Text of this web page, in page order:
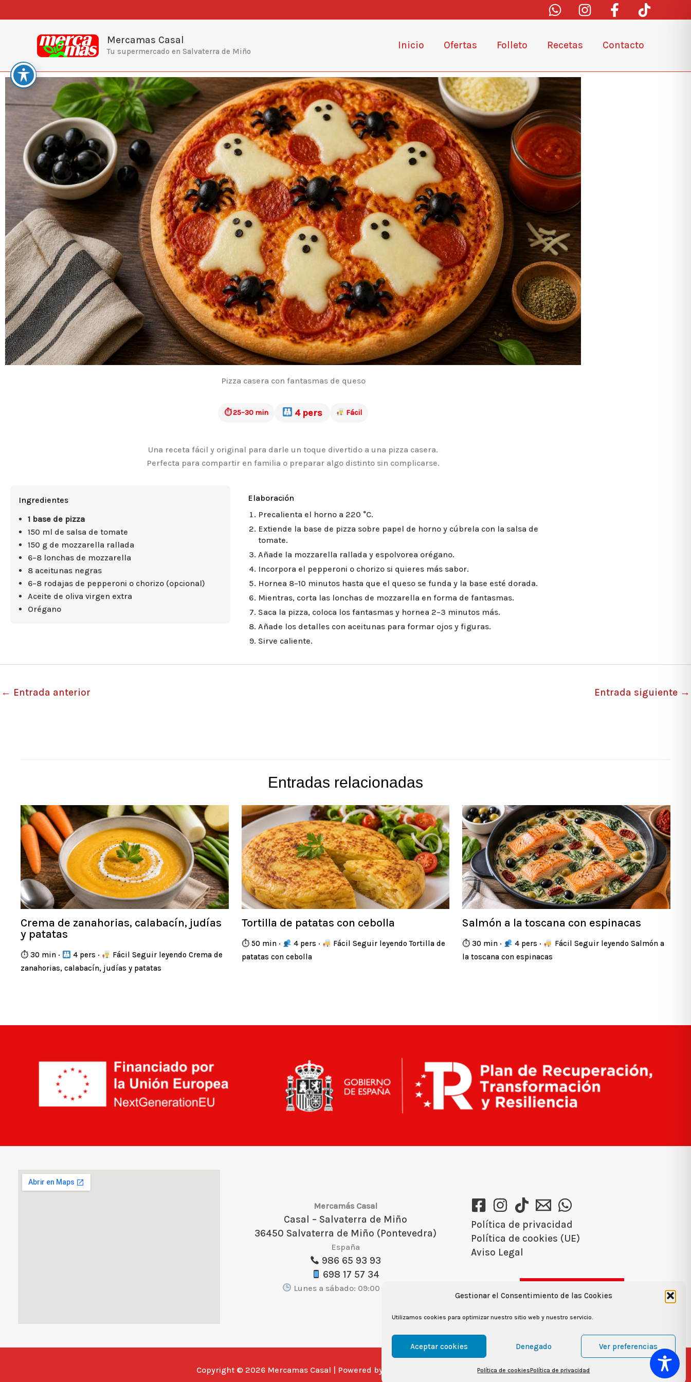
Gestionar el Consentimiento de las Cookies
Utilizamos cookies para optimizar nuestro sitio web y nuestro servicio.
Aceptar cookies Denegado Ver preferencias
Política de cookiesPolítica de privacidad
al
contenido
Mercamas Casal
Tu supermercado en Salvaterra de Miño
Inicio Ofertas Folleto Recetas Contacto
Pizza casera con fantasmas de queso
⏱ 25–30 min 4 pers Fácil
Una receta fácil y original para darle un toque divertido a una pizza casera.
Perfecta para compartir en familia o preparar algo distinto sin complicarse.
Ingredientes
1 base de pizza
150 ml de salsa de tomate
150 g de mozzarella rallada
6–8 lonchas de mozzarella
8 aceitunas negras
6–8 rodajas de pepperoni o chorizo (opcional)
Aceite de oliva virgen extra
Orégano
Elaboración
Precalienta el horno a 220 °C.
Extiende la base de pizza sobre papel de horno y cúbrela con la salsa de
tomate.
Añade la mozzarella rallada y espolvorea orégano.
Incorpora el pepperoni o chorizo si quieres más sabor.
Hornea 8–10 minutos hasta que el queso se funda y la base esté dorada.
Mientras, corta las lonchas de mozzarella en forma de fantasmas.
Saca la pizza, coloca los fantasmas y hornea 2–3 minutos más.
Añade los detalles con aceitunas para formar ojos y figuras.
Sirve caliente.
← Entrada anterior Entrada siguiente →
Entradas relacionadas
Crema de zanahorias, calabacín, judías
y patatas
⏱ 30 min · 4 pers ·
Fácil Seguir leyendo Crema de
zanahorias, calabacín, judías y patatas
Tortilla de patatas con cebolla
⏱ 50 min · 4 pers ·
Fácil Seguir leyendo Tortilla de
patatas con cebolla
Salmón a la toscana con espinacas
⏱ 30 min · 4 pers ·
Fácil Seguir leyendo Salmón a
la toscana con espinacas
Mercamás Casal
Casal – Salvaterra de Miño
36450 Salvaterra de Miño (Pontevedra)
España
986 65 93 93
698 17 57 34
Lunes a sábado: 09:00 a 21:30
Política de privacidad
Política de cookies (UE)
Aviso Legal
Copyright © 2026 Mercamas Casal | Powered by & Rita García Gil